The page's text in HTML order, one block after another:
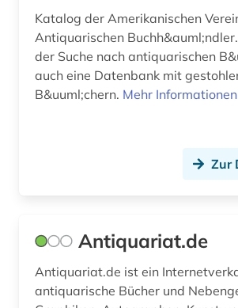
deutschland (gebiet unter alliierter besatzung,
sowjetische zone) (1)
diaspora (1)
digital humanities (2)
digitale musikalien (2)
Katalog der Amerikanischen
Antiquarischen
der Suche nach antiquarischen
auch eine Datenbank mit
B&uuml;chern. Mehr Informationen
Zur
Antiquariat.de
Antiquariat.de ist ein
antiquarische Bücher und